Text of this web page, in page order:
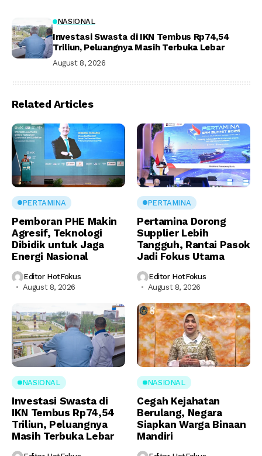
NASIONAL
Investasi Swasta di IKN Tembus Rp74,54
Triliun, Peluangnya Masih Terbuka Lebar
August 8, 2026
Related Articles
PERTAMINA
Pemboran PHE Makin
Agresif, Teknologi
Dibidik untuk Jaga
Energi Nasional
Editor HotFokus
August 8, 2026
PERTAMINA
Pertamina Dorong
Supplier Lebih
Tangguh, Rantai Pasok
Jadi Fokus Utama
Editor HotFokus
August 8, 2026
NASIONAL
Investasi Swasta di
IKN Tembus Rp74,54
Triliun, Peluangnya
Masih Terbuka Lebar
NASIONAL
Cegah Kejahatan
Berulang, Negara
Siapkan Warga Binaan
Mandiri